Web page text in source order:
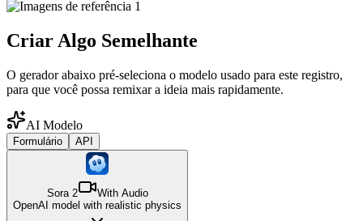
Criar Algo Semelhante
O gerador abaixo pré-seleciona o modelo usado para este registro,
para que você possa remixar a ideia mais rapidamente.
AI Modelo
Formulário API
Sora 2
With Audio
OpenAI model with realistic physics